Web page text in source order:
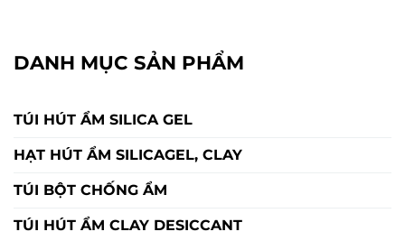
DANH MỤC SẢN PHẨM
TÚI HÚT ẨM SILICA GEL
HẠT HÚT ẨM SILICAGEL, CLAY
TÚI BỘT CHỐNG ẨM
TÚI HÚT ẨM CLAY DESICCANT